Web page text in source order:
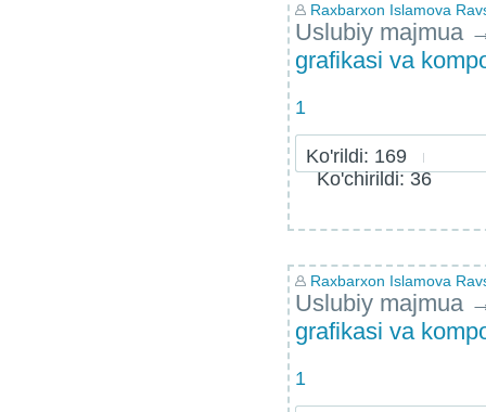
Raxbarxon Islamova
Uslubiy majmua
grafikasi va
1
Ko'rildi: 169
Ko'chirildi: 36
Raxbarxon Islamova
Uslubiy majmua
grafikasi va
1